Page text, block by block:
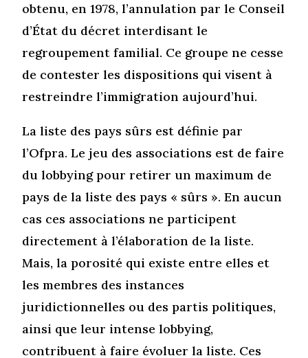
obtenu, en 1978, l’annulation par le Conseil
d’État du décret interdisant le
regroupement familial. Ce groupe ne cesse
de contester les dispositions qui visent à
restreindre l’immigration aujourd’hui.
La liste des pays sûrs est définie par
l’Ofpra. Le jeu des associations est de faire
du lobbying pour retirer un maximum de
pays de la liste des pays « sûrs ». En aucun
cas ces associations ne participent
directement à l’élaboration de la liste.
Mais, la porosité qui existe entre elles et
les membres des instances
juridictionnelles ou des partis politiques,
ainsi que leur intense lobbying,
contribuent à faire évoluer la liste. Ces